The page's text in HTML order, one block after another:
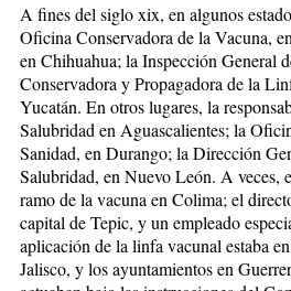
A fines del siglo xix, en algunos
Oficina Conservadora de la Vacuna,
en Chihuahua; la Inspección General
Conservadora y Propagadora de la
Yucatán. En otros lugares, la
Salubridad en Aguascalientes; la
Sanidad, en Durango; la Dirección
Salubridad, en Nuevo León. A veces,
ramo de la vacuna en Colima; el
capital de Tepic, y un empleado
aplicación de la linfa vacunal estaba
Jalisco, y los ayuntamientos en